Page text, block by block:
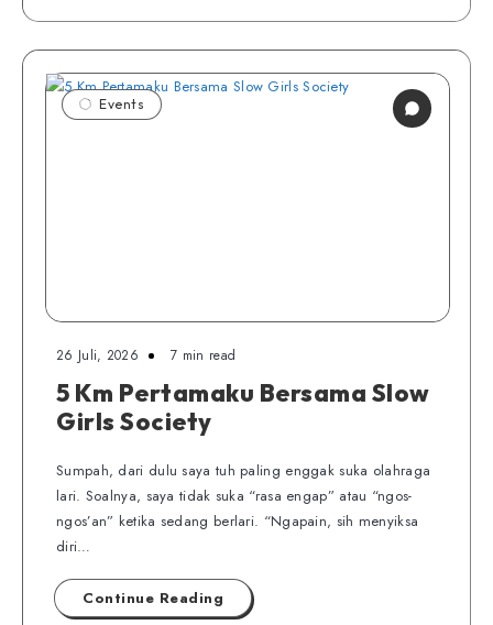
Events
26 Juli, 2026 7 min read
5 Km Pertamaku Bersama Slow
Girls Society
Sumpah, dari dulu saya tuh paling enggak suka olahraga
lari. Soalnya, saya tidak suka “rasa engap” atau “ngos-
ngos’an” ketika sedang berlari. “Ngapain, sih menyiksa
diri…
Continue Reading